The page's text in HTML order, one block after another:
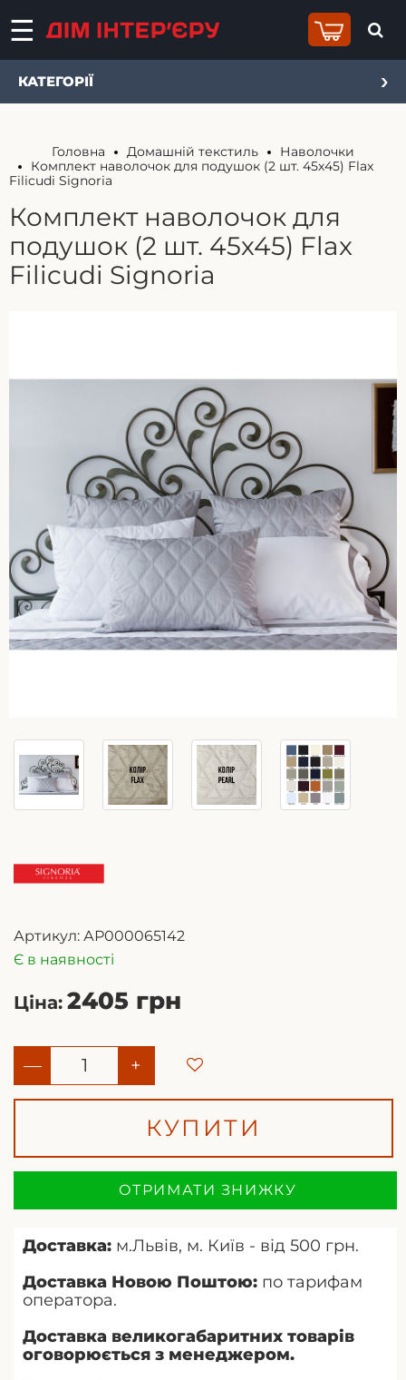
КАТЕГОРІЇ
Головна Домашній текстиль
Наволочки
Комплект наволочок для подушок (2 шт. 45х45) Flax
Filicudi Signoria
Комплект наволочок для
подушок (2 шт. 45х45) Flax
Filicudi Signoria
Артикул: АР000065142
Є в наявності
Ціна: 2405 грн
— +
КУПИТИ
ОТРИМАТИ ЗНИЖКУ
Доставка: м.Львів, м. Київ - від 500 грн.
Доставка Новою Поштою: по тарифам
оператора.
Доставка великогабаритних товарів
оговорюється з менеджером.